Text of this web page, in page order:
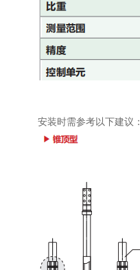
安装时需参考以下建议：